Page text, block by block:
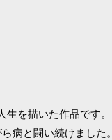
を描いた作品です。
病と闘い続けました。